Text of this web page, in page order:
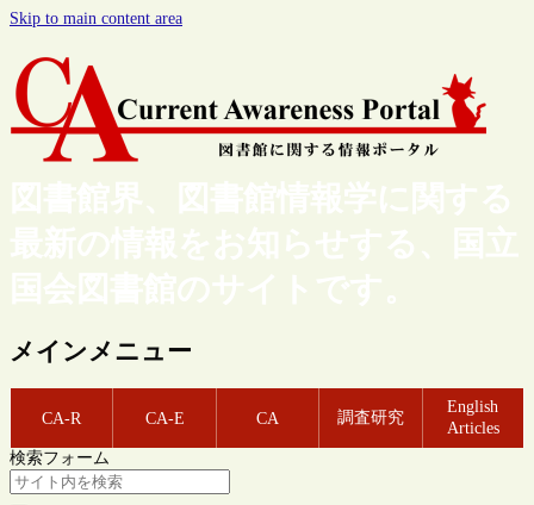
Skip to main content area
図書館界、図書館情報学に関する
最新の情報をお知らせする、国立
国会図書館のサイトです。
メインメニュー
CA-R CA-E CA 調査研究
English
Articles
検索フォーム